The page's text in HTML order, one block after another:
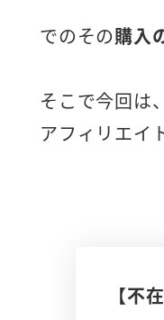
でのその購入
そこで今回は
アフィリエイ
【不